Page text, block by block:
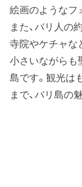
絵画のようなフ
また、バリ人の
寺院やケチャな
小さいながらも
島です。観光は
まで、バリ島の